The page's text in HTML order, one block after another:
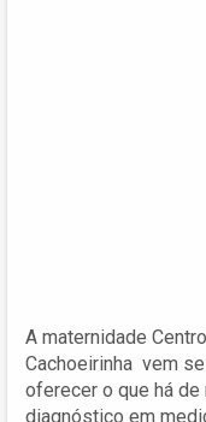
A maternidade
Cachoeirinha vem
oferecer o que há
diagnóstico em